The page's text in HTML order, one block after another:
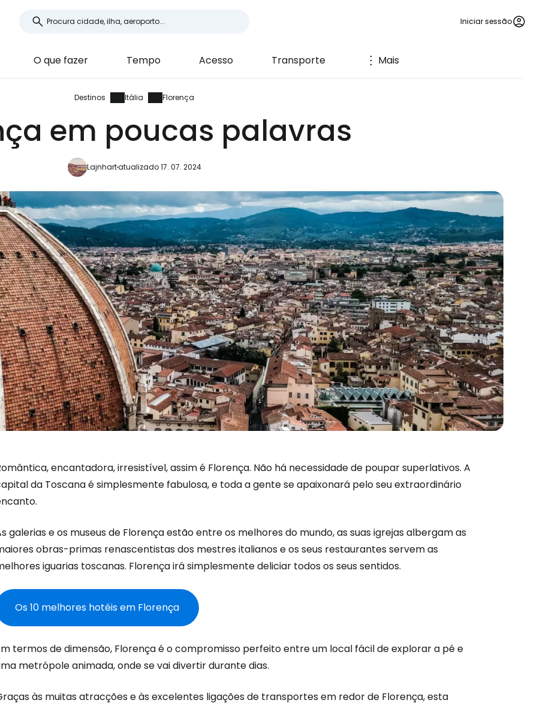
Iniciar sessão
O que fazer Tempo Acesso Transporte Mais
Destinos Itália Florença
em poucas palavras
Lajnhartatualizado 17. 07. 2024
encantadora, irresistível, assim é Florença. Não há necessidade de poupar superlativos. A
da Toscana é simplesmente fabulosa, e toda a gente se apaixonará pelo seu extraordinário
galerias e os museus de Florença estão entre os melhores do mundo, as suas igrejas albergam as
obras-primas renascentistas dos mestres italianos e os seus restaurantes servem as
iguarias toscanas. Florença irá simplesmente deliciar todos os seus sentidos.
Os 10 melhores hotéis em Florença
termos de dimensão, Florença é o compromisso perfeito entre um local fácil de explorar a pé e
metrópole animada, onde se vai divertir durante dias.
às muitas atracções e às excelentes ligações de transportes em redor de Florença, esta
Iniciar sessão no Cestee
Continuar com o Google
Continuar com o correio eletrónico